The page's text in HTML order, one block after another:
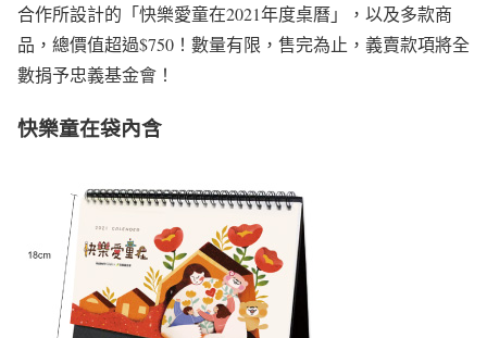
合作所設計的「快樂愛童在2021年度桌曆」，以及多款商
品，總價值超過$750！數量有限，售完為止，義賣款項將全
數捐予忠義基金會！
快樂童在袋內含